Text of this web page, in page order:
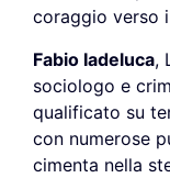
coraggio verso
Fabio Iadeluca,
sociologo e
qualificato su
con numerose
cimenta nella